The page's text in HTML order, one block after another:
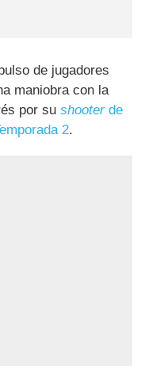
de jugadores
maniobra con la
por sushooterde
2.